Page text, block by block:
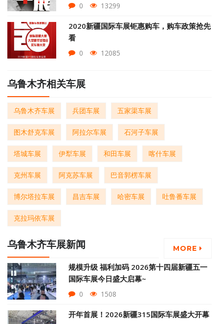
0 13299
2020新疆国际车展钜惠购车，购车政策抢先
看
0 12085
乌鲁木齐相关车展
乌鲁木齐车展 兵团车展 五家渠车展
图木舒克车展 阿拉尔车展 石河子车展
塔城车展 伊犁车展 和田车展 喀什车展
克州车展 阿克苏车展 巴音郭楞车展
博尔塔拉车展 昌吉车展 哈密车展 吐鲁番车展
克拉玛依车展
乌鲁木齐车展新闻 MORE
规模升级 福利加码 2026第十四届新疆五一
国际车展今日盛大启幕~
0 1508
开年首展！2026新疆315国际车展盛大开幕